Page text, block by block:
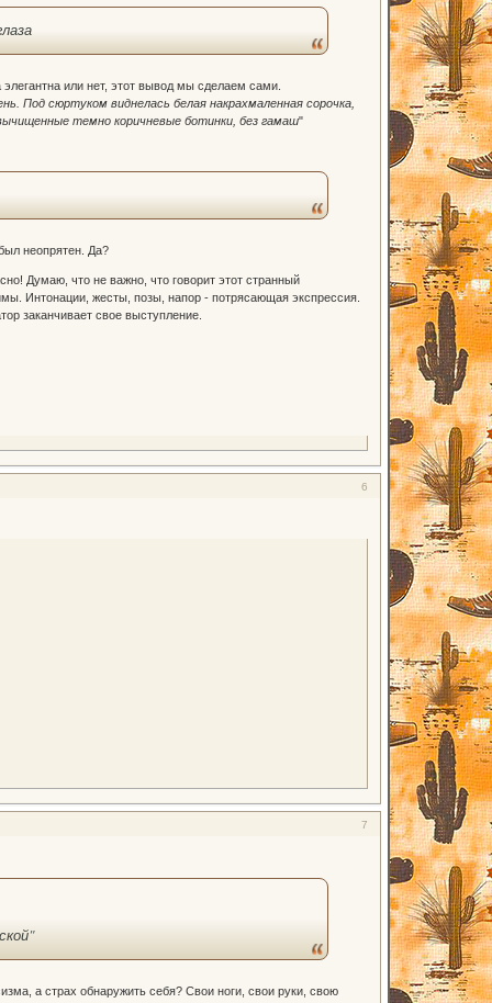
или нет, этот вывод мы сделаем сами.
Под сюртуком виднелась белая накрахмаленная сорочка,
темно коричневые ботинки, без гамаш"
неопрятен. Да?
Думаю, что не важно, что говорит этот странный
Интонации, жесты, позы, напор - потрясающая экспрессия.
заканчивает свое выступление.
6
7
"
а страх обнаружить себя? Свои ноги, свои руки, свою